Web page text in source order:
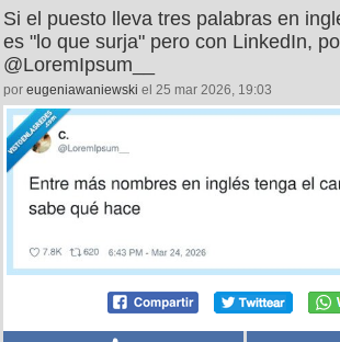
Si el puesto lleva tres palabras en
es "lo que surja" pero con LinkedIn,
@LoremIpsum__
por eugeniawaniewski el 25 mar 2026, 19:03